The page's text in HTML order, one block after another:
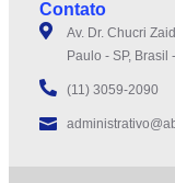
Contato
Av. Dr. Chucri
Paulo - SP, Brasil
(11) 3059-2090